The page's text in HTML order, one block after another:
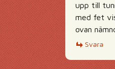
upp till
med fet
ovan
Svara